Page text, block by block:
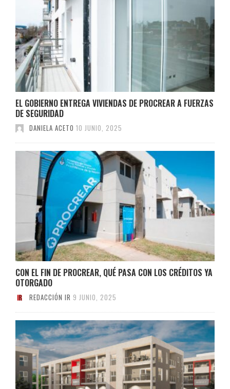
EL GOBIERNO ENTREGA VIVIENDAS DE PROCREAR A FUERZAS
DE SEGURIDAD
DANIELA ACETO 10 JUNIO, 2025
CON EL FIN DE PROCREAR, QUÉ PASA CON LOS CRÉDITOS YA
OTORGADO
REDACCIÓN IR 9 JUNIO, 2025